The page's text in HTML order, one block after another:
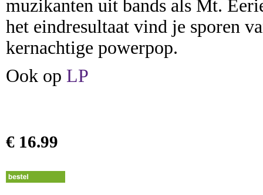
muzikanten uit bands als Mt.
het eindresultaat vind je sporen
kernachtige powerpop.
Ook op LP
€ 16.99